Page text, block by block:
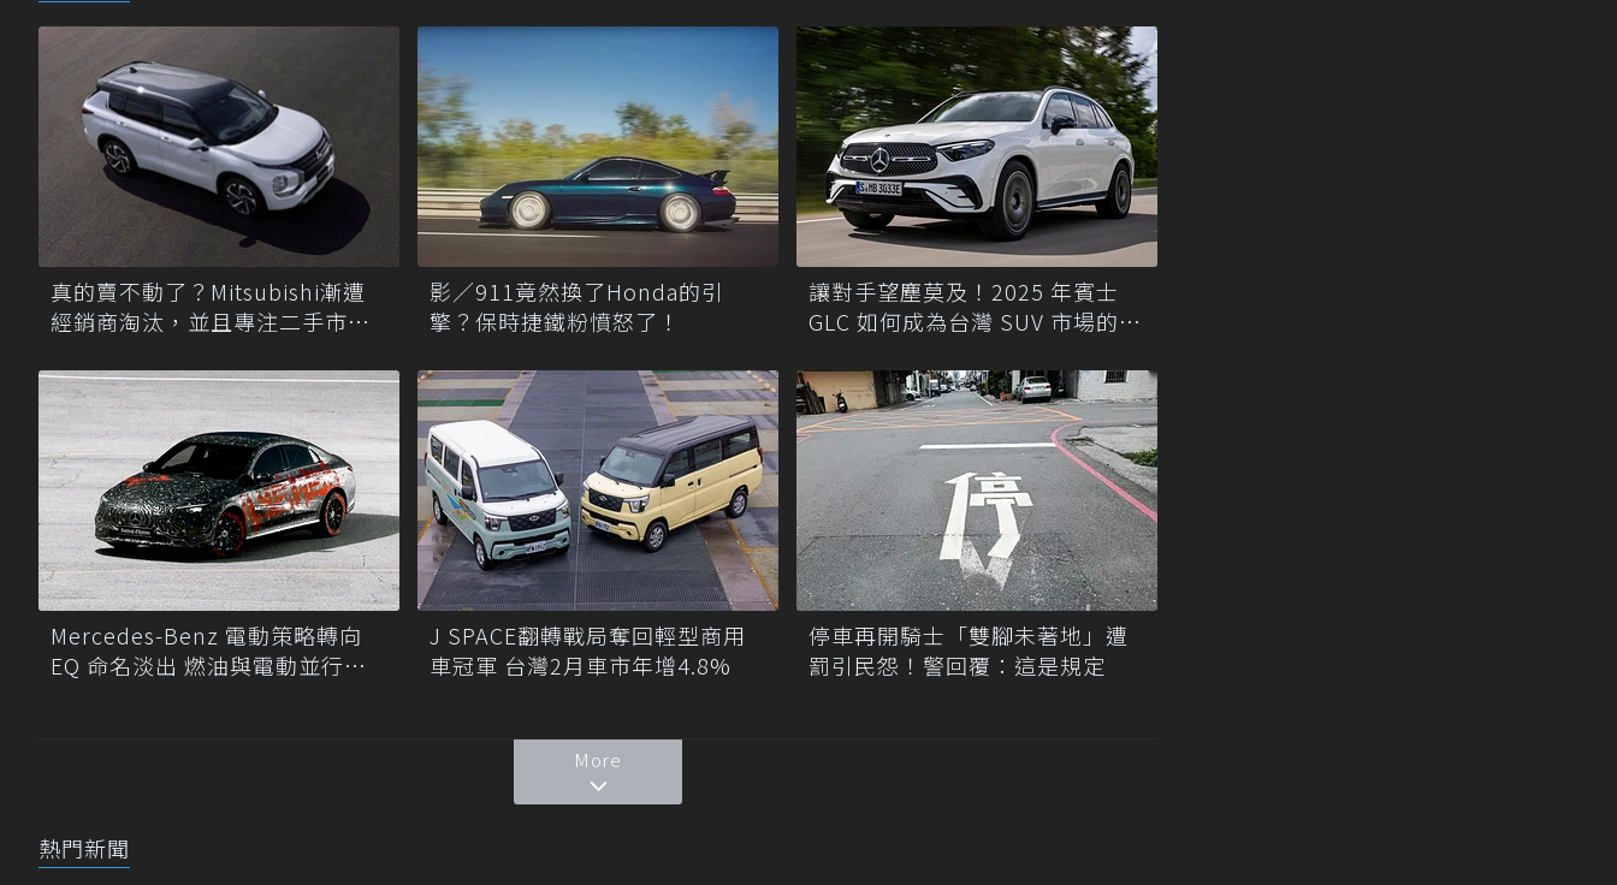
真的賣不動了？Mitsubishi漸遭
經銷商淘汰，並且專注二手市場
影／911竟然換了Honda的引
擎？保時捷鐵粉憤怒了！
讓對手望塵莫及！2025 年賓士
GLC 如何成為台灣 SUV 市場的最
Mercedes-Benz 電動策略轉向
EQ 命名淡出 燃油與電動並行發
J SPACE翻轉戰局奪回輕型商用
車冠軍 台灣2月車市年增4.8%
停車再開騎士「雙腳未著地」遭
罰引民怨！警回覆：這是規定
More
熱門新聞